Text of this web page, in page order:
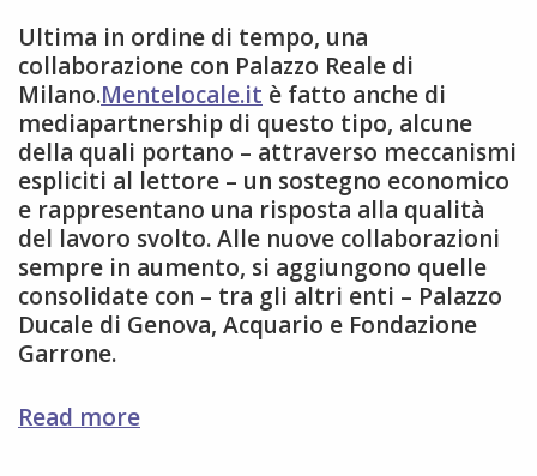
Ultima in ordine di tempo, una
collaborazione con Palazzo Reale di
Milano.Mentelocale.it è fatto anche di
mediapartnership di questo tipo, alcune
della quali portano – attraverso meccanismi
espliciti al lettore – un sostegno economico
e rappresentano una risposta alla qualità
del lavoro svolto. Alle nuove collaborazioni
sempre in aumento, si aggiungono quelle
consolidate con – tra gli altri enti – Palazzo
Ducale di Genova, Acquario e Fondazione
Garrone.
Read moreUn’intervista